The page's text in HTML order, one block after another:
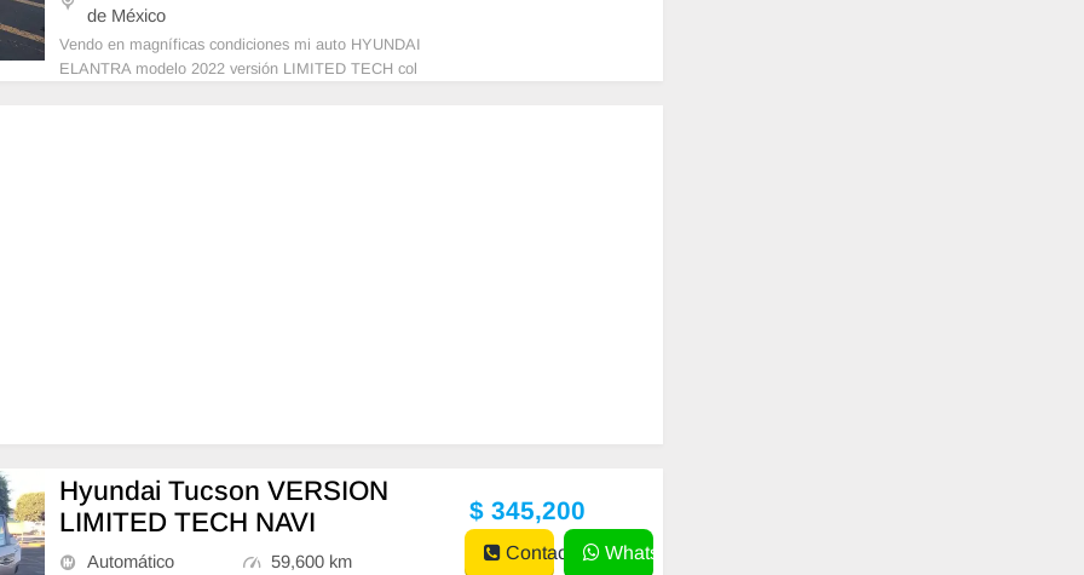
de México
Vendo en magníficas condiciones mi auto HYUNDAI
ELANTRA modelo 2022 versión LIMITED TECH col
Hyundai Tucson VERSION
LIMITED TECH NAVI
Automático
59,600 km
$ 345,200
Contactar WhatsApp